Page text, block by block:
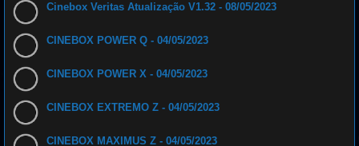
Cinebox Veritas Atualização V1.32 - 08/05/2023
CINEBOX POWER Q - 04/05/2023
CINEBOX POWER X - 04/05/2023
CINEBOX EXTREMO Z - 04/05/2023
CINEBOX MAXIMUS Z - 04/05/2023